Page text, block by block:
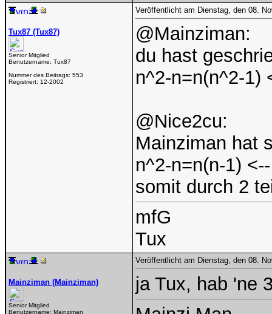
Tux87 (Tux87)
Senior Mitglied
Benutzername: Tux87
Nummer des Beitrags: 553
Registriert: 12-2002
Veröffentlicht am Dienstag, den 08.
@Mainziman:
du hast
n^2-n=n(n^2-1)
@Nice2cu:
Mainziman hat
n^2-n=n(n-1)
somit durch 2
mfG
Tux
Mainziman (Mainziman)
Senior Mitglied
Benutzername: Mainziman
Veröffentlicht am Dienstag, den 08.
ja Tux, hab 'ne